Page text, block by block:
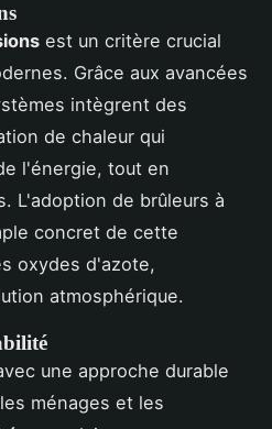
est un critère crucial
Grâce aux avancées
intègrent des
de chaleur qui
l'énergie, tout en
L'adoption de brûleurs à
concret de cette
oxydes d'azote,
atmosphérique.
une approche durable
ménages et les